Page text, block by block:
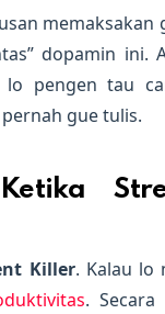
dopamin
lo pengen tau
gue tulis.
Killer. Kalau lo
.